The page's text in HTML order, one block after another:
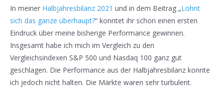
In meiner Halbjahresbilanz 2021 und in dem Beitrag „Lohnt
sich das ganze überhaupt?“ konntet ihr schon einen ersten
Eindruck über meine bisherige Performance gewinnen.
Insgesamt habe ich mich im Vergleich zu den
Vergleichsindexen S&P 500 und Nasdaq 100 ganz gut
geschlagen. Die Performance aus der Halbjahresbilanz konnte
ich jedoch nicht halten. Die Märkte waren sehr turbulent.